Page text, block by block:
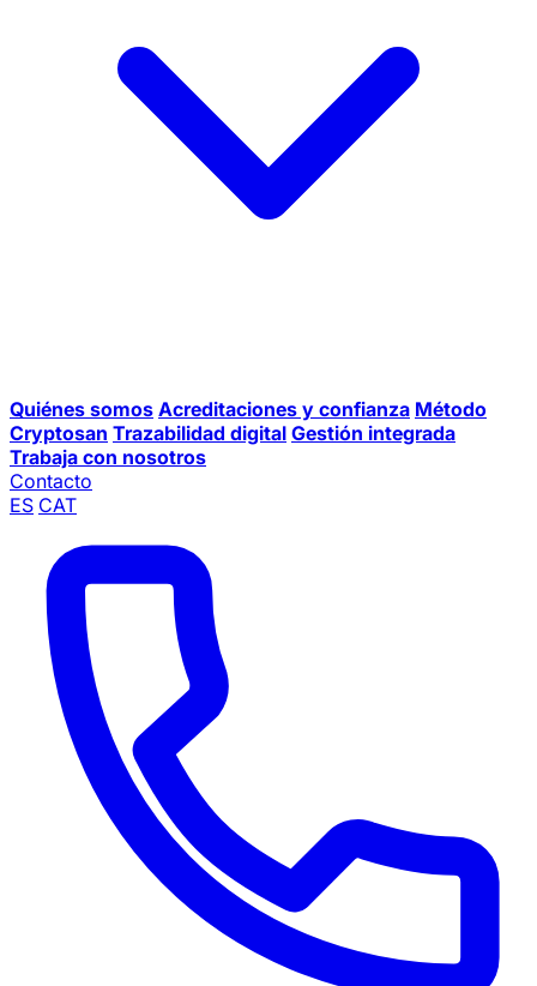
Quiénes somos Acreditaciones y confianza Método
Cryptosan Trazabilidad digital Gestión integrada
Trabaja con nosotros
Contacto
ES CAT